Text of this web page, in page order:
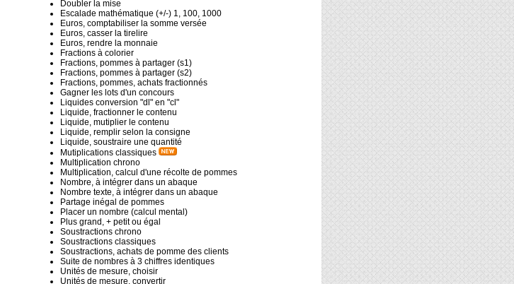
Doubler la mise
Escalade mathématique (+/-) 1, 100, 1000
Euros, comptabiliser la somme versée
Euros, casser la tirelire
Euros, rendre la monnaie
Fractions à colorier
Fractions, pommes à partager (s1)
Fractions, pommes à partager (s2)
Fractions, pommes, achats fractionnés
Gagner les lots d'un concours
Liquides conversion "dl" en "cl"
Liquide, fractionner le contenu
Liquide, mutiplier le contenu
Liquide, remplir selon la consigne
Liquide, soustraire une quantité
Mutiplications classiques
Multiplication chrono
Multiplication, calcul d'une récolte de pommes
Nombre, à intégrer dans un abaque
Nombre texte, à intégrer dans un abaque
Partage inégal de pommes
Placer un nombre (calcul mental)
Plus grand, + petit ou égal
Soustractions chrono
Soustractions classiques
Soustractions, achats de pomme des clients
Suite de nombres à 3 chiffres identiques
Unités de mesure, choisir
Unités de mesure, convertir